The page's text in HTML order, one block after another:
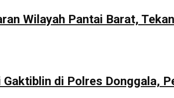
Wilayah Pantai Barat,
Gaktiblin di Polres Donggala,